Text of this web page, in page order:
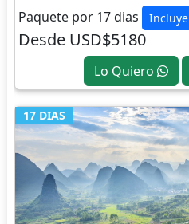
Paquete por 17 dias Incluye
Desde USD$5180
Lo Quiero
17 DIAS